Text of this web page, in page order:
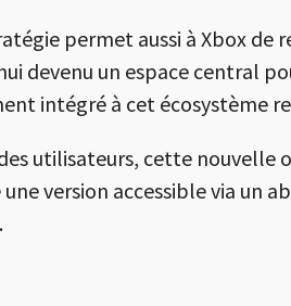
permet aussi à Xbox de
devenu un espace central
intégré à cet écosystème
utilisateurs, cette nouvelle
une version accessible via